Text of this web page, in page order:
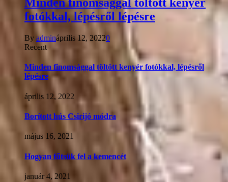
Minden finomsággal töltött kenyér
fotókkal, lépésről lépésre
By admináprilis 12, 20220
Recent
Minden finomsággal töltött kenyér fotókkal, lépésről
lépésre
április 12, 2022
Borított hús Csirijó módra
május 16, 2021
Hogyan fűtsük fel a kemencét
január 4, 2021